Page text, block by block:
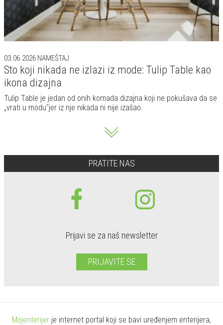
03.06.2026 NAMEŠTAJ
Sto koji nikada ne izlazi iz mode: Tulip Table kao
ikona dizajna
Tulip Table je jedan od onih komada dizajna koji ne pokušava da se
„vrati u modu“jer iz nje nikada ni nije izašao.
PRATITE NAS
Prijavi se za naš newsletter
PRIJAVITE SE
Mojenterijer je internet portal koji se bavi uređenjem enterijera,